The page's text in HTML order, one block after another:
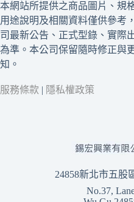
本網站所提供之商品圖片、規
用途說明及相關資料僅供參考
司最新公告、正式型錄、實際
為準。本公司保留隨時修正與
知。
服務條款 | 隱私權政策
24858新北市五股
No.37,